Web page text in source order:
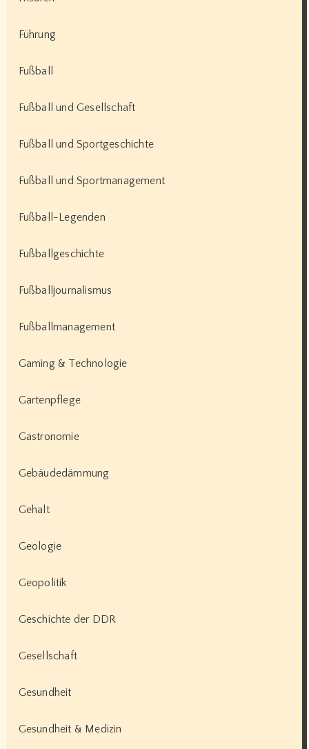
Führung
Fußball
Fußball und Gesellschaft
Fußball und Sportgeschichte
Fußball und Sportmanagement
Fußball-Legenden
Fußballgeschichte
Fußballjournalismus
Fußballmanagement
Gaming & Technologie
Gartenpflege
Gastronomie
Gebäudedämmung
Gehalt
Geologie
Geopolitik
Geschichte der DDR
Gesellschaft
Gesundheit
Gesundheit & Medizin